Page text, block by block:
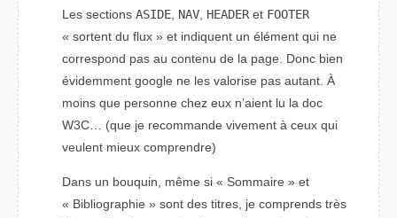
Les sections ASIDE, NAV, HEADERet FOOTER
« sortent du flux » et indiquent un élément qui ne
correspond pas au contenu de la page. Donc bien
évidemment google ne les valorise pas autant. À
moins que personne chez eux n’aient lu la doc
W3C… (que je recommande vivement à ceux qui
veulent mieux comprendre)
Dans un bouquin, même si « Sommaire » et
« Bibliographie » sont des titres, je comprends très